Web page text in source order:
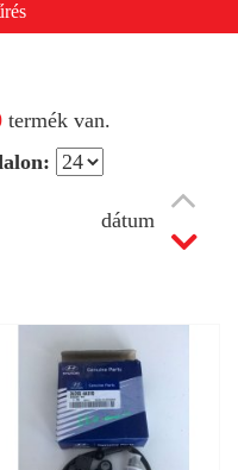
termék van.
dátum